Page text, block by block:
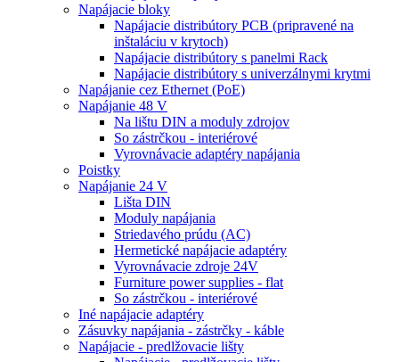
Napájacie bloky
Napájacie distribútory PCB (pripravené na
inštaláciu v krytoch)
Napájacie distribútory s panelmi Rack
Napájacie distribútory s univerzálnymi krytmi
Napájanie cez Ethernet (PoE)
Napájanie 48 V
Na lištu DIN a moduly zdrojov
So zástrčkou - interiérové
Vyrovnávacie adaptéry napájania
Poistky
Napájanie 24 V
Lišta DIN
Moduly napájania
Striedavého prúdu (AC)
Hermetické napájacie adaptéry
Vyrovnávacie zdroje 24V
Furniture power supplies - flat
So zástrčkou - interiérové
Iné napájacie adaptéry
Zásuvky napájania - zástrčky - káble
Napájacie - predlžovacie lišty